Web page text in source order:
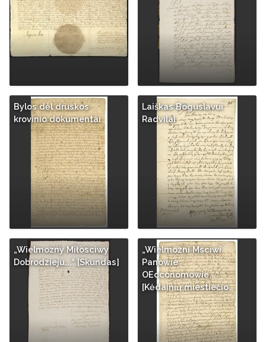
Bylos dėl druskos
krovinio dokumentai
Laiškas Boguslavui
Radvilai
„Wielmozny Miłosciwy
Dobrodzieju...“ [Skundas]
„Wielmozni Msciwi
Panowie
OEcconomowie...“
[Kėdainių miestiečio…